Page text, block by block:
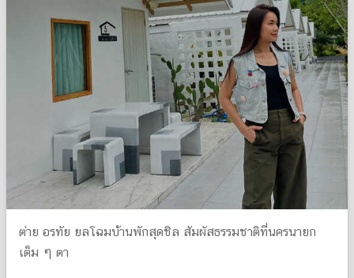
ต่าย อรทัย ยลโฉมบ้านพักสุดชิล สัมผัสธรรมชาติที่นครนายก
เต็ม ๆ ตา